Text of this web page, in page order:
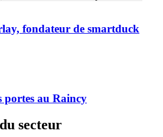
fondateur de smartduck
portes au Raincy
secteur